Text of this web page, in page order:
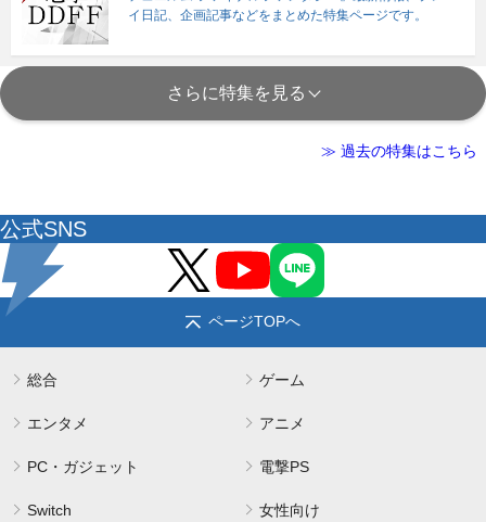
イ日記、企画記事などをまとめた特集ページです。
さらに特集を見る
≫ 過去の特集はこちら
公式SNS
ページTOPへ
総合 ゲーム
エンタメ アニメ
PC・ガジェット 電撃PS
Switch 女性向け